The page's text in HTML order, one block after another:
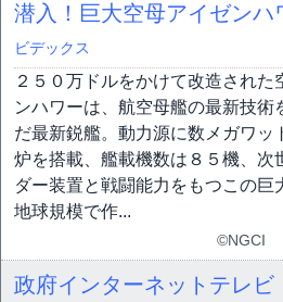
潜入！巨大空母アイゼンハ
ビデックス
２５０万ドルをかけて改造された
ンハワーは、航空母艦の最新技術
だ最新鋭艦。動力源に数メガワッ
炉を搭載、艦載機数は８５機、次
ダー装置と戦闘能力をもつこの巨
地球規模で作...
©NGCI
政府インターネットテレ